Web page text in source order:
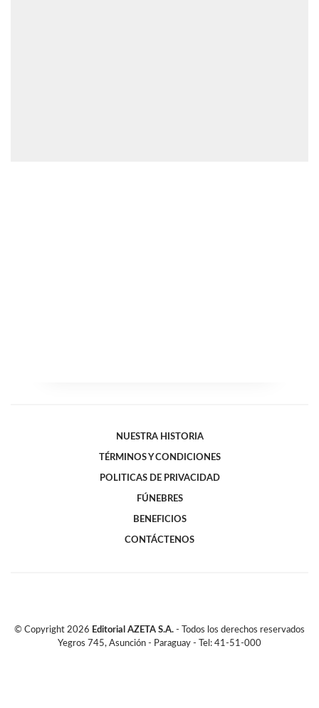
NUESTRA HISTORIA
TÉRMINOS Y CONDICIONES
POLITICAS DE PRIVACIDAD
FÚNEBRES
BENEFICIOS
CONTÁCTENOS
© Copyright 2026 Editorial AZETA S.A. - Todos los derechos reservados
Yegros 745, Asunción - Paraguay - Tel: 41-51-000